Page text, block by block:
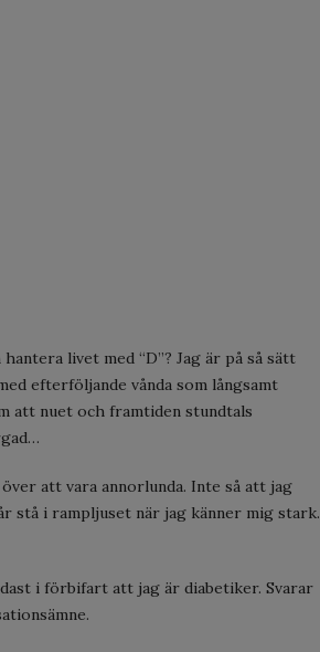
livet med “D”? Jag är på så sätt
efterföljande vånda som långsamt
att nuet och framtiden stundtals
att vara annorlunda. Inte så att jag
stå i rampljuset när jag känner mig stark.
i förbifart att jag är diabetiker. Svarar